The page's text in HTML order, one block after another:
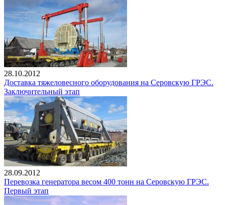
28.10.2012
Доставка тяжеловесного оборудования на Серовскую ГРЭС.
Заключительный этап
28.09.2012
Перевозка генератора весом 400 тонн на Серовскую ГРЭС.
Первый этап